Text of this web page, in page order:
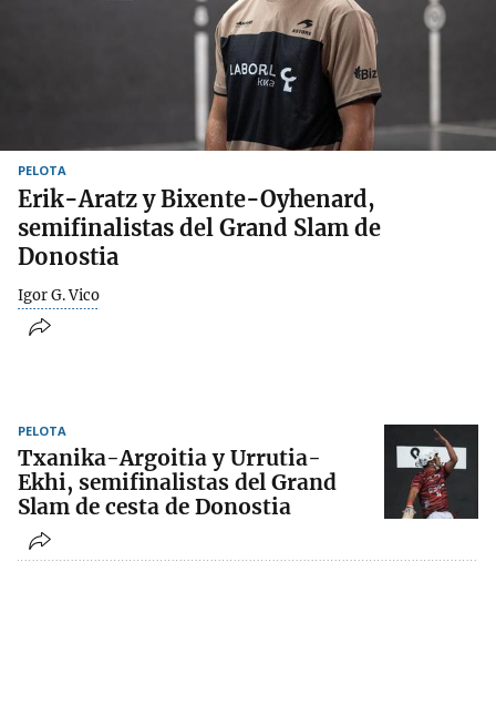
PELOTA
Erik-Aratz y Bixente-Oyhenard,
semifinalistas del Grand Slam de
Donostia
Igor G. Vico
PELOTA
Txanika-Argoitia y Urrutia-
Ekhi, semifinalistas del Grand
Slam de cesta de Donostia